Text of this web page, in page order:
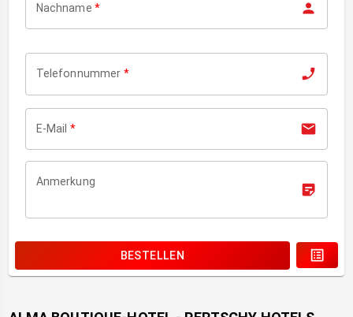
Nachname *
Telefonnummer *
E-Mail *
Anmerkung
BESTELLEN